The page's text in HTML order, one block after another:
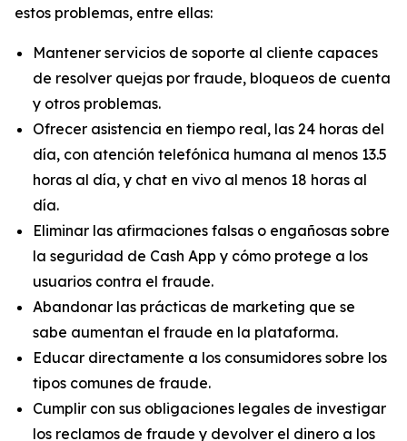
estos problemas, entre ellas:
Mantener servicios de soporte al cliente capaces
de resolver quejas por fraude, bloqueos de cuenta
y otros problemas.
Ofrecer asistencia en tiempo real, las 24 horas del
día, con atención telefónica humana al menos 13.5
horas al día, y chat en vivo al menos 18 horas al
día.
Eliminar las afirmaciones falsas o engañosas sobre
la seguridad de Cash App y cómo protege a los
usuarios contra el fraude.
Abandonar las prácticas de marketing que se
sabe aumentan el fraude en la plataforma.
Educar directamente a los consumidores sobre los
tipos comunes de fraude.
Cumplir con sus obligaciones legales de investigar
los reclamos de fraude y devolver el dinero a los